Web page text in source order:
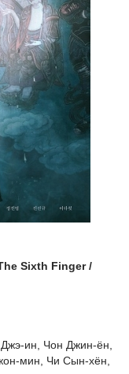
Sixth Finger /
ин, Чон Джин-ён,
мин, Чи Сын-хён,